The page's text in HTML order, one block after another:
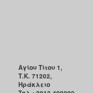
Αγίου Τίτου 1,
Τ.Κ. 71202,
Ηράκλειο